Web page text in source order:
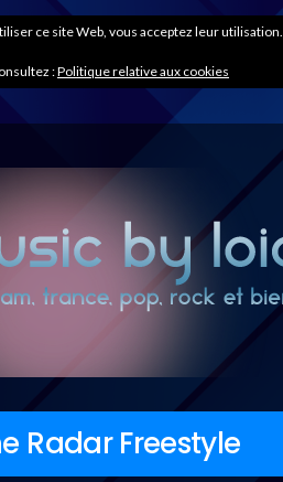
Radar Freestyle
ce site Web, vous acceptez leur utilisation.
:Politique relative aux cookies